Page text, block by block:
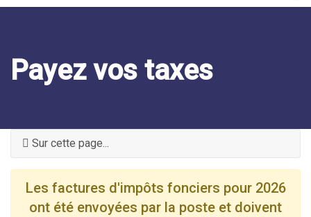
Payez vos taxes
Sur cette page...
Les factures d'impôts fonciers pour 2026
ont été envoyées par la poste et doivent